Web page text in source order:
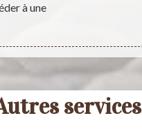
à une
services